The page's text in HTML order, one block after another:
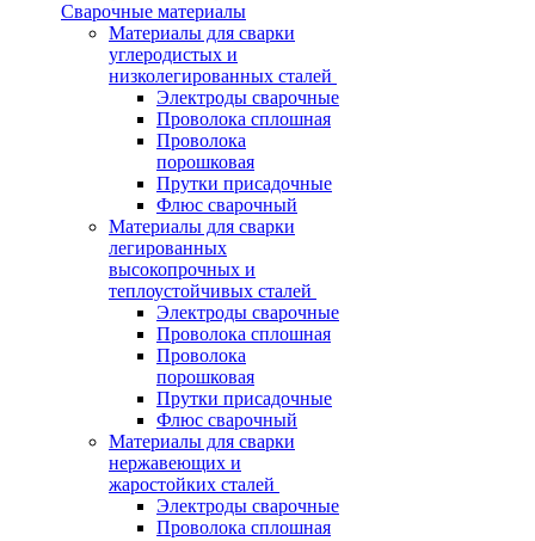
Сварочные материалы
Материалы для сварки
углеродистых и
низколегированных сталей
Электроды сварочные
Проволока сплошная
Проволока
порошковая
Прутки присадочные
Флюс сварочный
Материалы для сварки
легированных
высокопрочных и
теплоустойчивых сталей
Электроды сварочные
Проволока сплошная
Проволока
порошковая
Прутки присадочные
Флюс сварочный
Материалы для сварки
нержавеющих и
жаростойких сталей
Электроды сварочные
Проволока сплошная